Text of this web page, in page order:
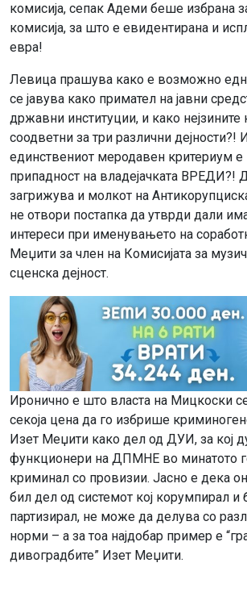
комисија, сепак Адеми беше избрана
комисија, за што е евидентирана и
евра!
Левица прашува како е возможно
се јавува како примател на јавни
државни институции, и како
соодветни за три различни дејности?!
единствениот меродавен критериум е
припадност на владејачката ВРЕДИ?!
загрижува и молкот на
не отвори постапка да утврди дали
интереси при именувањето на
Меџити за член на Комисијата за
сценска дејност.
Иронично е што власта на Мицкоски
секоја цена да го избрише
Изет Меџити како дел од ДУИ, за кој
функционери на ДПМНЕ во минатото
криминал со провизии. Јасно е дека
бил дел од системот кој корумпирал и
партизирал, не може да делува со
норми – а за тоа најдобар пример е
дивоградбите” Изет Меџити.